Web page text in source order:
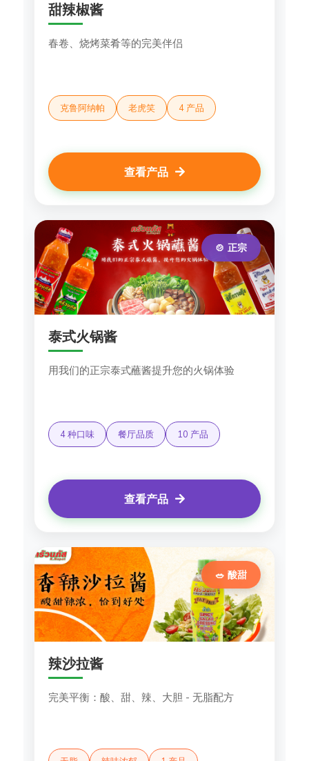
甜辣椒酱
春卷、烧烤菜肴等的完美伴侣
克鲁阿纳帕 老虎笑 4 产品
查看产品
🍲 正宗
泰式火锅酱
用我们的正宗泰式蘸酱提升您的火锅体验
4 种口味 餐厅品质 10 产品
查看产品
🥗 酸甜
辣沙拉酱
完美平衡：酸、甜、辣、大胆 - 无脂配方